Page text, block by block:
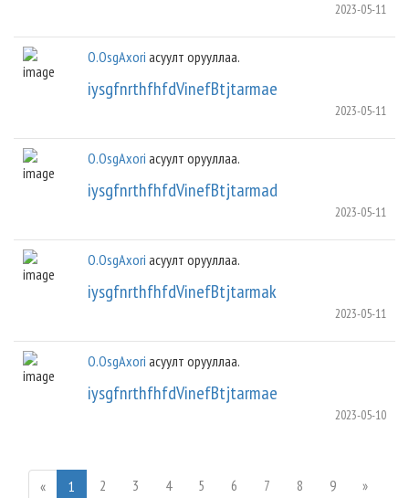
2023-05-11
O.OsgAxori асуулт орууллаа.
iysgfnrthfhfdVinefBtjtarmae
2023-05-11
O.OsgAxori асуулт орууллаа.
iysgfnrthfhfdVinefBtjtarmad
2023-05-11
O.OsgAxori асуулт орууллаа.
iysgfnrthfhfdVinefBtjtarmak
2023-05-11
O.OsgAxori асуулт орууллаа.
iysgfnrthfhfdVinefBtjtarmae
2023-05-10
« 1 2 3 4 5 6 7 8 9 »